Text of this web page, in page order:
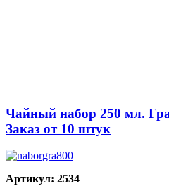
Чайный набор 250 мл.
Заказ от 10 штук
Артикул: 2534